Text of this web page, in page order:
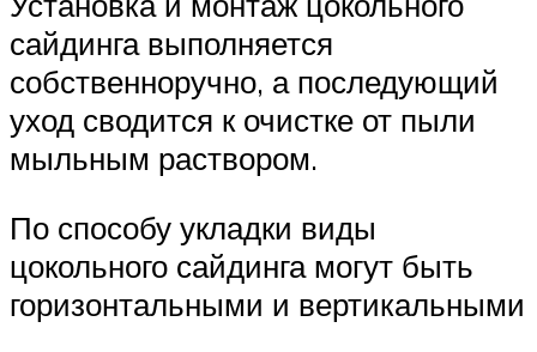
сайдинга выполняется
собственноручно, а последующий
уход сводится к очистке от пыли
мыльным раствором.
По способу укладки виды
цокольного сайдинга могут быть
горизонтальными и вертикальными